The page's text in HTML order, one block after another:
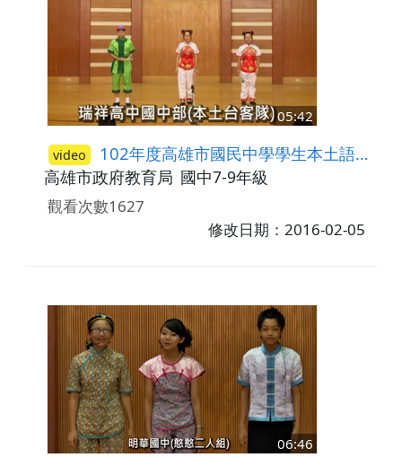
05:42
video 102年度高雄市國民中學學生本土語言(臺灣閩南語)說唱藝術比賽─答喙鼓比賽第二名-瑞祥高中國中部
高雄市政府教育局 國中7-9年級
觀看次數1627
修改日期：2016-02-05
06:46